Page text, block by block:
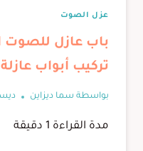
عزل الصوت
تركيب أبواب
بواسطة سما ديزاين
مدة القراءة دقيقة